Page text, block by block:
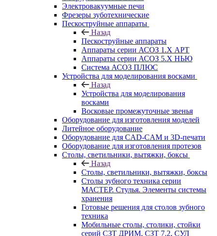
Электровакуумные печи
Фрезеры зуботехнические
Пескоструйные аппараты
Назад
Пескоструйные аппараты
Аппараты серии АСОЗ 1.Х АРТ
Аппараты серии АСОЗ 5.Х НЬЮ
Система АСОЗ ПЛЮС
Устройства для моделирования восками
Назад
Устройства для моделирования
восками
Восковые промежуточные звенья
Оборудование для изготовления моделей
Литейное оборудование
Оборудование для CAD-CAM и 3D-печати
Оборудование для изготовления протезов
Cтолы, светильники, вытяжки, боксы
Назад
Cтолы, светильники, вытяжки, боксы
Столы зубного техника серии
МАСТЕР. Стулья. Элементы системы
хранения
Готовые решения для столов зубного
техника
Мобильные столы, столики, стойки
серий СЗТ ДРИМ, СЗТ 7.2, СУЛ